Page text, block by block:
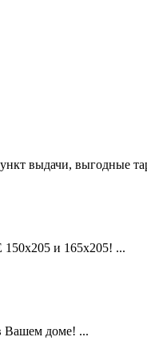
выдачи, выгодные
и 165х205! ...
Вашем доме! ...